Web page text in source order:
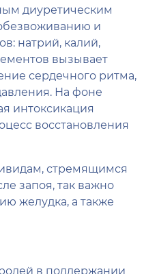
диуретическим
и
натрий, калий,
вызывает
сердечного ритма,
На фоне
интоксикация
восстановления
стремящимся
запоя, так важно
желудка, а также
в поддержании